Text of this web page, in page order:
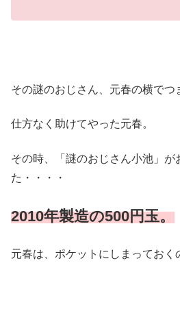
その謎のおじさん、元春の横でつ
仕方なく助けてやった元春。
その時、「謎のおじさん小池」が
た・・・・
2010年製造の500円玉。
元春は、ポケットにしまっておく